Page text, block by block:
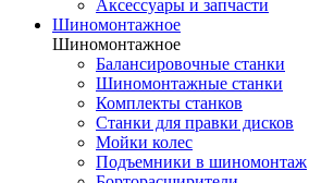
Аксессуары и запчасти
Шиномонтажное
Шиномонтажное
Балансировочные станки
Шиномонтажные станки
Комплекты станков
Станки для правки дисков
Мойки колес
Подъемники в шиномонтаж